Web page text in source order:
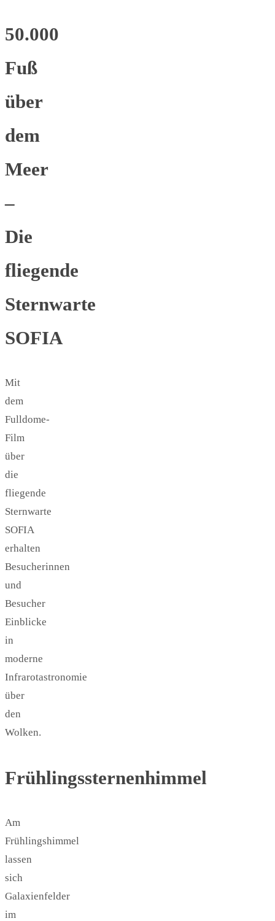
50.000
Fuß
über
dem
Meer
–
Die
fliegende
Sternwarte
SOFIA
Mit
dem
Fulldome-
Film
über
die
fliegende
Sternwarte
SOFIA
erhalten
Besucherinnen
und
Besucher
Einblicke
in
moderne
Infrarotastronomie
über
den
Wolken.
Frühlingssternenhimmel
Am
Frühlingshimmel
lassen
sich
Galaxienfelder
im